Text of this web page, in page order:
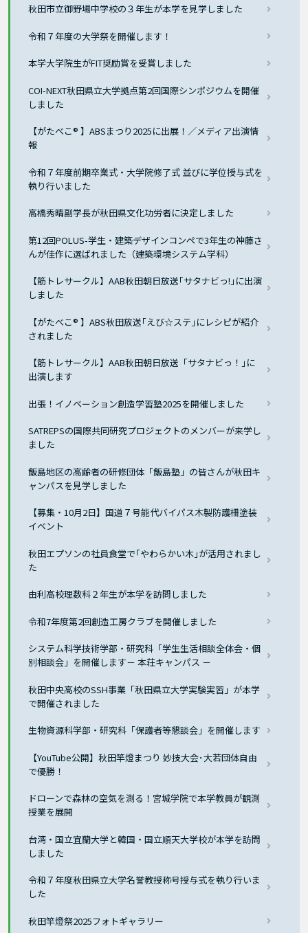
秋田市立御野場中学校の３年生が本学を見学しました
令和７年度の大学祭を開催します！
本学大学院生がFIT奨励賞を受賞しました
COI-NEXT秋田県立大学拠点第2回国際シンポジウムを開催
しました
【がたべこ® 】ABSまつり2025に出展！／メディア出演情
報
令和７年度前期卒業式・大学院修了式 並びに学位授与式を
執り行いました
高橋秀晴副学長が秋田県文化功労者に決定しました
第12回POLUS-学生・建築デザインコンペで3年生の神藤さ
んが佳作に選ばれました（建築環境システム学科）
【筋トレサークル】AAB秋田朝日放送｢サタナビっ!｣に出演
しました
【がたべこ® 】ABS秋田放送｢えび☆ステ｣にレシピが紹介
されました
【筋トレサークル】AAB秋田朝日放送「サタナビっ！｣に
出演します
出張！イノベーション創造学習塾2025を開催しました
SATREPSの国際共同研究プロジェクトのメンバーが来学し
ました
飯島地区の高齢者の研修団体「飯島塾」の皆さんが秋田キ
ャンパスを見学しました
【募集・10月2日】国道７号能代バイパス木製防護柵塗装
イベント
秋田エプソンの社員食堂で｢やわらかい木｣が活用されまし
た
由利高校理数科２年生が本学を訪問しました
令和7年度第2回創造工房クラブを開催しました
システム科学技術学部・研究科「学生生活相談全体会・個
別相談会」を開催します－ 本荘キャンパス －
秋田中央高校のSSH事業「秋田県立大学実験実習」が本学
で開催されました
生物資源科学部・研究科「保護者等懇談会」を開催します
【YouTube公開】秋田竿燈まつり 妙技大会･大若団体自由
で優勝！
ドローンで森林の空気を測る！宮城学院で本学教員が観測
授業を展開
台湾・国立宜蘭大学と韓国・国立順天大学校が本学を訪問
しました
令和７年度秋田県立大学名誉教授称号授与式を執り行いま
した
秋田竿燈祭2025フォトギャラリー